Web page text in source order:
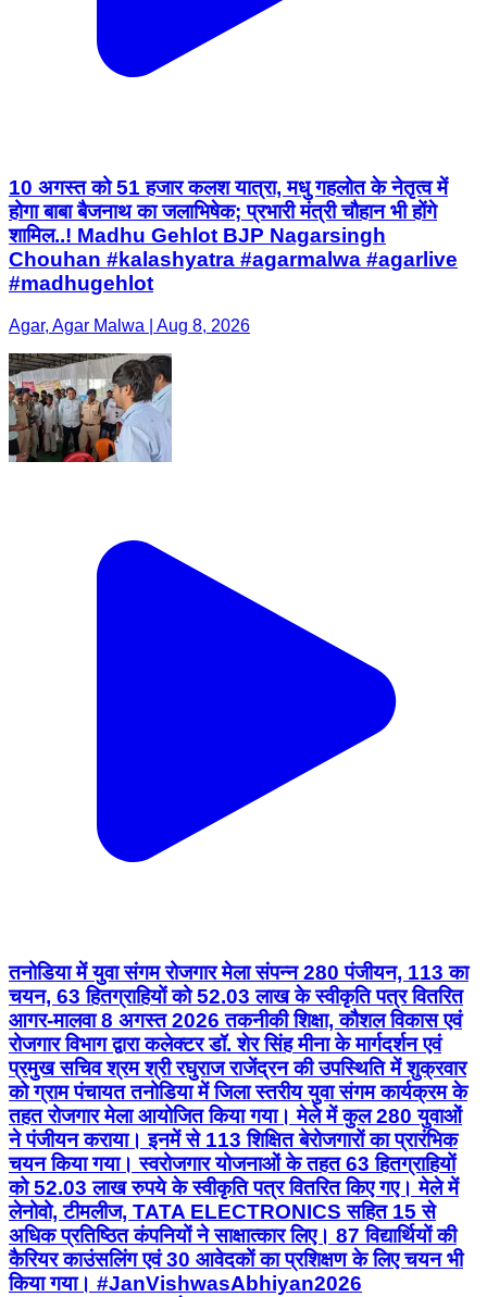
10 अगस्त को 51 हजार कलश यात्रा, मधु गहलोत के नेतृत्व में
होगा बाबा बैजनाथ का जलाभिषेक; प्रभारी मंत्री चौहान भी होंगे
शामिल..! Madhu Gehlot BJP Nagarsingh
Chouhan #kalashyatra #agarmalwa #agarlive
#madhugehlot
Agar, Agar Malwa | Aug 8, 2026
तनोडिया में युवा संगम रोजगार मेला संपन्न 280 पंजीयन, 113 का
चयन, 63 हितग्राहियों को 52.03 लाख के स्वीकृति पत्र वितरित
आगर-मालवा 8 अगस्त 2026 तकनीकी शिक्षा, कौशल विकास एवं
रोजगार विभाग द्वारा कलेक्टर डॉ. शेर सिंह मीना के मार्गदर्शन एवं
प्रमुख सचिव श्रम श्री रघुराज राजेंद्रन की उपस्थिति में शुक्रवार
को ग्राम पंचायत तनोडिया में जिला स्तरीय युवा संगम कार्यक्रम के
तहत रोजगार मेला आयोजित किया गया। मेले में कुल 280 युवाओं
ने पंजीयन कराया। इनमें से 113 शिक्षित बेरोजगारों का प्रारंभिक
चयन किया गया। स्वरोजगार योजनाओं के तहत 63 हितग्राहियों
को 52.03 लाख रुपये के स्वीकृति पत्र वितरित किए गए। मेले में
लेनोवो, टीमलीज, TATA ELECTRONICS सहित 15 से
अधिक प्रतिष्ठित कंपनियों ने साक्षात्कार लिए। 87 विद्यार्थियों की
कैरियर काउंसलिंग एवं 30 आवेदकों का प्रशिक्षण के लिए चयन भी
किया गया। #JanVishwasAbhiyan2026